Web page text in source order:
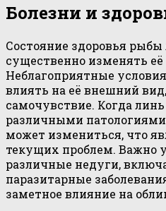
Болезни и
Состояние здоровья
существенно изменять
Неблагоприятные
влиять на её внешний
самочувствие. Когда линь
различными
может измениться, что
текущих проблем. Важно
различные недуги,
паразитарные
заметное влияние на